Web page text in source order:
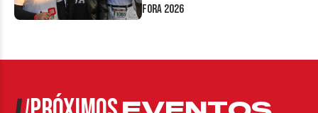
Fora 2026